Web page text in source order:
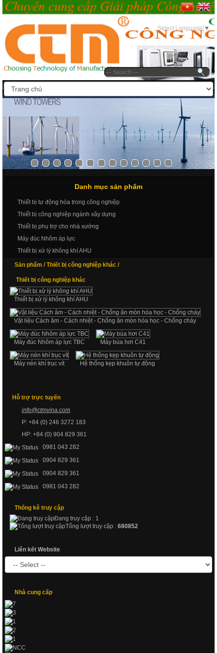
11:34 EDT Thứ bảy, 08/08/2026
Select Language ▼
Danh mục sản phẩm
Thiết bị tự động hóa trong công nghiệp
Thiết bị công nghiệp ngành xây dựng
Thiết bị phụ trợ cho nhà xưởng
Máy đúc Nhôm áp lực
Thiết bị xử lý không khí AHU
Sản phẩm / Thiết bị công nghiệp khác /
Thiết bị công nghiệp khác
Thiết bị xử lý không khí AHU
Vật liệu Cách âm - Cách nhiệt - Chống ăn mòn hóa học - Chống cháy
Máy đúc Nhôm áp lực TBC Máy búa hơi C41
Máy nén khí trục vít Hệ thống kẹp khuôn tự động
Hỗ trợ trực tuyến
info@ctmvina.com
P: +84 (0) 246 3272 183
HP: +84 (0) 904 829 361
0981 043 282
0904 829 361
0904 829 361
0981 043 282
Thống kê truy cập
Đang truy cập : 1
Tổng lượt truy cập : 680852
Liên kết Website
Nhà cung cấp